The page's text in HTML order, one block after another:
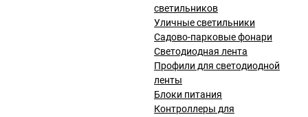
светильников
Уличные светильники
Садово-парковые фонари
Светодиодная лента
Профили для светодиодной
ленты
Блоки питания
Контроллеры для